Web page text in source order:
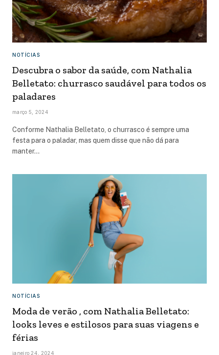
NOTÍCIAS
Descubra o sabor da saúde, com Nathalia
Belletato: churrasco saudável para todos os
paladares
março 5, 2024
Conforme Nathalia Belletato, o churrasco é sempre uma
festa para o paladar, mas quem disse que não dá para
manter…
NOTÍCIAS
Moda de verão , com Nathalia Belletato:
looks leves e estilosos para suas viagens e
férias
janeiro 24, 2024